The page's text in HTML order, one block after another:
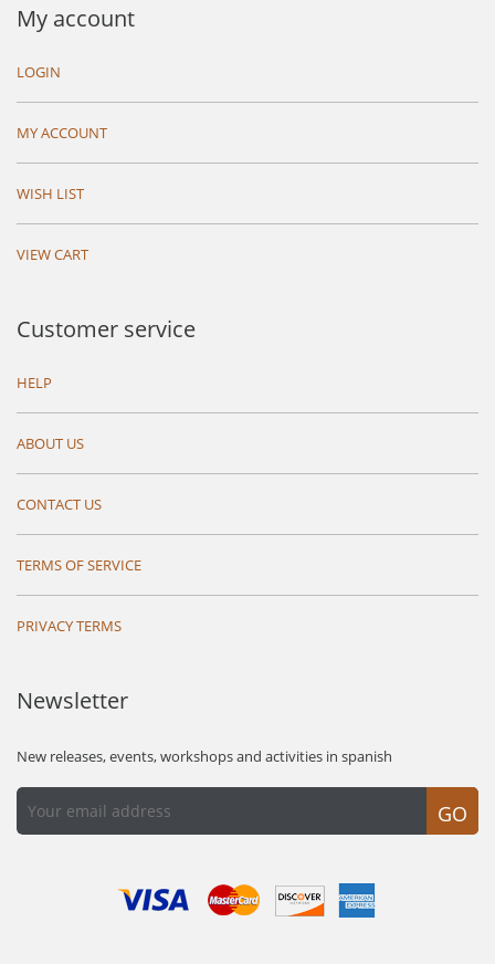
My account
LOGIN
MY ACCOUNT
WISH LIST
VIEW CART
Customer service
HELP
ABOUT US
CONTACT US
TERMS OF SERVICE
PRIVACY TERMS
Newsletter
New releases, events, workshops and activities in spanish
GO